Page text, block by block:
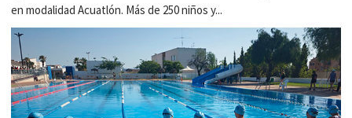
en modalidad Acuatlón. Más de 250 niños y...